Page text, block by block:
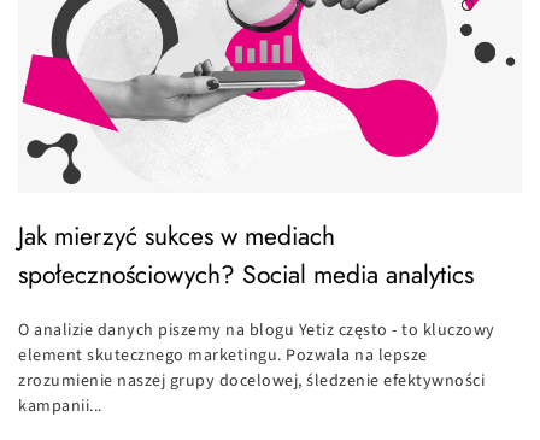
Jak mierzyć sukces w mediach
społecznościowych? Social media analytics
O analizie danych piszemy na blogu Yetiz często - to kluczowy
element skutecznego marketingu. Pozwala na lepsze
zrozumienie naszej grupy docelowej, śledzenie efektywności
kampanii...